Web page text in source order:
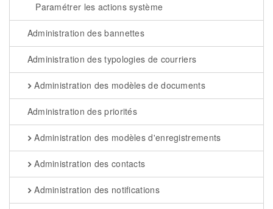
Paramétrer les actions système
Administration des bannettes
Administration des typologies de courriers
Administration des modèles de documents
Administration des priorités
Administration des modèles d'enregistrements
Administration des contacts
Administration des notifications